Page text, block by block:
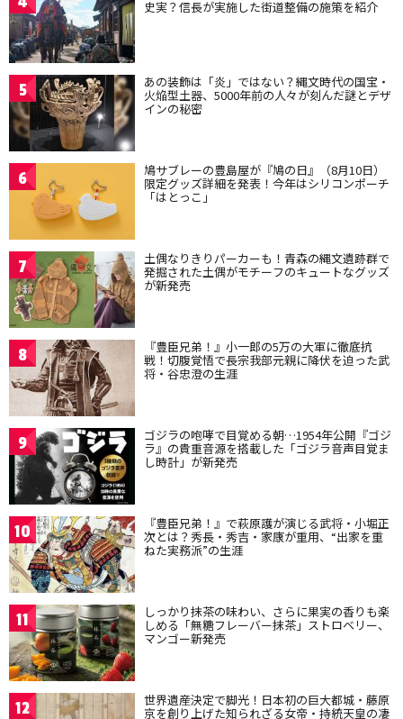
史実？信長が実施した街道整備の施策を紹介
5 あの装飾は「炎」ではない？縄文時代の国宝・
火焔型土器、5000年前の人々が刻んだ謎とデザ
インの秘密
6 鳩サブレーの豊島屋が『鳩の日』（8月10日）
限定グッズ詳細を発表！今年はシリコンポーチ
「はとっこ」
7 土偶なりきりパーカーも！青森の縄文遺跡群で
発掘された土偶がモチーフのキュートなグッズ
が新発売
8 『豊臣兄弟！』小一郎の5万の大軍に徹底抗
戦！切腹覚悟で長宗我部元親に降伏を迫った武
将・谷忠澄の生涯
9 ゴジラの咆哮で目覚める朝…1954年公開『ゴジ
ラ』の貴重音源を搭載した「ゴジラ音声目覚ま
し時計」が新発売
10 『豊臣兄弟！』で萩原護が演じる武将・小堀正
次とは？秀長・秀吉・家康が重用、“出家を重
ねた実務派”の生涯
11 しっかり抹茶の味わい、さらに果実の香りも楽
しめる「無糖フレーバー抹茶」ストロベリー、
マンゴー新発売
12 世界遺産決定で脚光！日本初の巨大都城・藤原
京を創り上げた知られざる女帝・持統天皇の凄